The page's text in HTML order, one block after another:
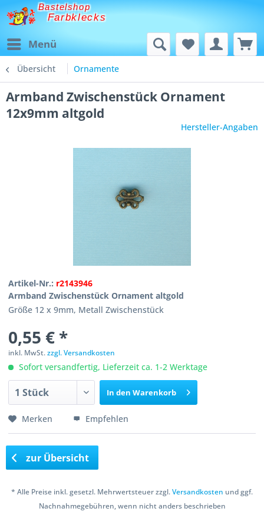
Bastelshop
Farbklecks
Menü
Übersicht Ornamente
Armband Zwischenstück Ornament
12x9mm altgold
Hersteller-Angaben
Artikel-Nr.: r2143946
Armband Zwischenstück Ornament altgold
Größe 12 x 9mm, Metall Zwischenstück
0,55 € *
inkl. MwSt.zzgl. Versandkosten
Sofort versandfertig, Lieferzeit ca. 1-2 Werktage
In den Warenkorb
Merken Empfehlen
zur Übersicht
* Alle Preise inkl. gesetzl. Mehrwertsteuer zzgl.Versandkosten und ggf.
Nachnahmegebühren, wenn nicht anders beschrieben